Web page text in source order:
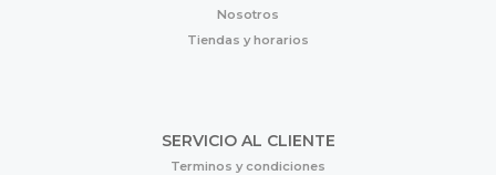
Nosotros
Tiendas y horarios
SERVICIO AL CLIENTE
Terminos y condiciones